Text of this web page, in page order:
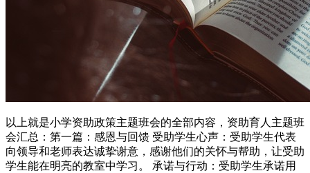
以上就是小学资助政策主题班会的全部内容，资助育人主题班
会汇总：第一篇：感恩与回馈 受助学生心声：受助学生代表
向领导和老师表达诚挚谢意，感谢他们的关怀与帮助，让受助
学生能在明亮的教室中学习。 承诺与行动：受助学生承诺用